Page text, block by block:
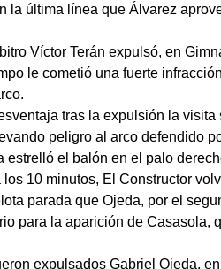
la última línea que Álvarez
Víctor Terán expulsó, en
le cometió una fuerte
tras la expulsión la
peligro al arco defendido
estrelló el balón en el palo
10 minutos, El Constructor
parada que Ojeda, por el
para la aparición de Casasola,
expulsados Gabriel Ojeda,